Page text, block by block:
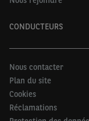
CONDUCTEURS
Nous contacter
Plan du site
Cookies
Réclamations